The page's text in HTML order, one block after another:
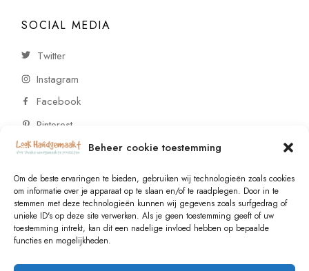
Beheer cookie toestemming
Om de beste ervaringen te bieden, gebruiken wij technologieën zoals cookies
om informatie over je apparaat op te slaan en/of te raadplegen. Door in te
stemmen met deze technologieën kunnen wij gegevens zoals surfgedrag of
unieke ID's op deze site verwerken. Als je geen toestemming geeft of uw
toestemming intrekt, kan dit een nadelige invloed hebben op bepaalde
functies en mogelijkheden.
SOCIAL MEDIA
Twitter
Instagram
Facebook
Pinterest
CONTACT
Vragen of wensen? Neem contact op!
+31 (0)6 229 021 29